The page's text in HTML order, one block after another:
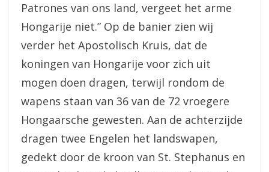
Patrones van ons land, vergeet het arme
Hongarije niet.” Op de banier zien wij
verder het Apostolisch Kruis, dat de
koningen van Hongarije voor zich uit
mogen doen dragen, terwijl rondom de
wapens staan van 36 van de 72 vroegere
Hongaarsche gewesten. Aan de achterzijde
dragen twee Engelen het landswapen,
gedekt door de kroon van St. Stephanus en